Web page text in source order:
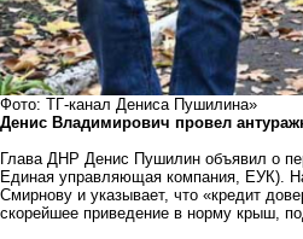
Фото: ТГ-канал Дениса Пушилина»
Денис Владимирович провел
Глава ДНР Денис Пушилин объявил о
Единая управляющая компания, ЕУК).
Смирнову и указывает, что «кредит
скорейшее приведение в норму крыш,